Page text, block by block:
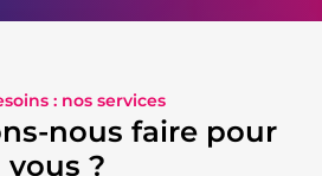
: nos services
nous faire pour
vous ?